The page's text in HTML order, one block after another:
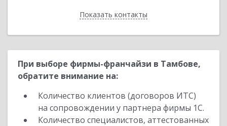
Показать контакты
Назад
При выборе фирмы-франчайзи в Тамбове,
обратите внимание на:
Количество клиентов (договоров ИТС)
на сопровождении у партнера фирмы 1С.
Количество специалистов, аттестованных